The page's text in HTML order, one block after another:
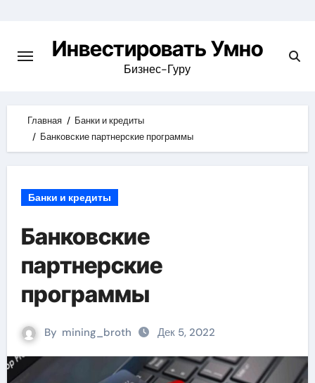
content
Инвестировать Умно
Бизнес-Гуру
Главная
Банки и кредиты
Банковские партнерские программы
Банки и кредиты
Банковские
партнерские
программы
By mining_broth Дек 5, 2022